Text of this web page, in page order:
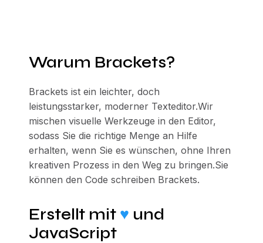
Warum Brackets?
Brackets ist ein leichter, doch
leistungsstarker, moderner Texteditor.Wir
mischen visuelle Werkzeuge in den Editor,
sodass Sie die richtige Menge an Hilfe
erhalten, wenn Sie es wünschen, ohne Ihren
kreativen Prozess in den Weg zu bringen.Sie
können den Code schreiben Brackets.
Erstellt mit ♥ und
JavaScript